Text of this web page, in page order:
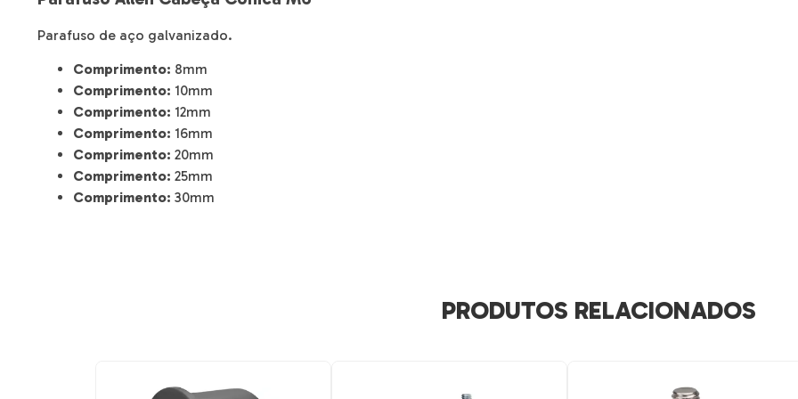
Parafuso de aço galvanizado.
Comprimento: 8mm
Comprimento: 10mm
Comprimento: 12mm
Comprimento: 16mm
Comprimento: 20mm
Comprimento: 25mm
Comprimento: 30mm
PRODUTOS RELACIONADOS